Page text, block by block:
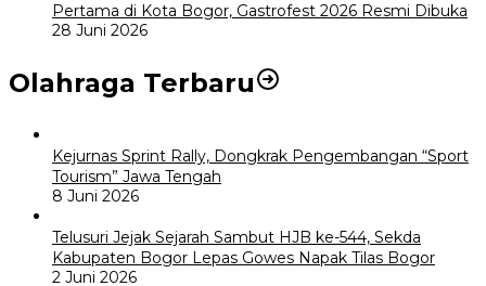
Pertama di Kota Bogor, Gastrofest 2026 Resmi Dibuka
28 Juni 2026
Olahraga Terbaru
Kejurnas Sprint Rally, Dongkrak Pengembangan “Sport
Tourism” Jawa Tengah
8 Juni 2026
Telusuri Jejak Sejarah Sambut HJB ke-544, Sekda
Kabupaten Bogor Lepas Gowes Napak Tilas Bogor
2 Juni 2026